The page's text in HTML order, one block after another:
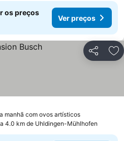
os preços
Ver preços
Partilhar
manhã com ovos artísticosVer preços
4.0 km de Uhldingen-Mühlhofen